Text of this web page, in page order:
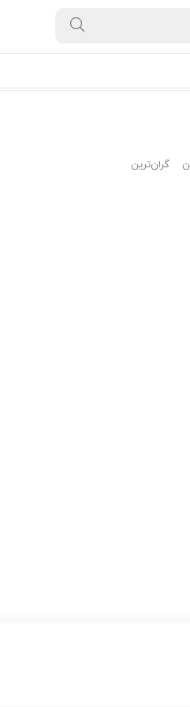
گران‌ترین